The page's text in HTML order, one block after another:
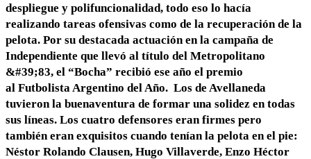
despliegue y polifuncionalidad, todo eso lo hacía
realizando tareas ofensivas como de la recuperación de la
pelota. Por su destacada actuación en la campaña de
Independiente que llevó al título del Metropolitano
&#39;83, el “Bocha” recibió ese año el premio
al Futbolista Argentino del Año. Los de Avellaneda
tuvieron la buenaventura de formar una solidez en todas
sus líneas. Los cuatro defensores eran firmes pero
también eran exquisitos cuando tenían la pelota en el pie:
Néstor Rolando Clausen, Hugo Villaverde, Enzo Héctor